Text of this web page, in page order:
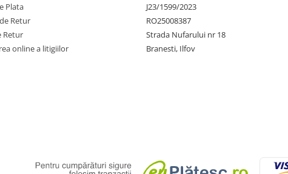
Plata
Retur
Retur
online a litigiilor
J23/1599/2023
RO25008387
Strada Nufarului nr 18
Branesti, Ilfov